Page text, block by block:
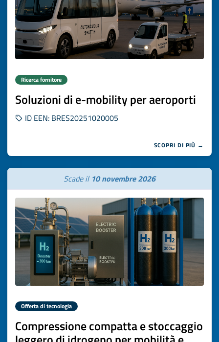
Ricerca fornitore
Soluzioni di e-mobility per aeroporti
ID EEN: BRES20251020005
SCOPRI DI PIÙ →
Scade il 10 novembre 2026
Offerta di tecnologia
Compressione compatta e stoccaggio